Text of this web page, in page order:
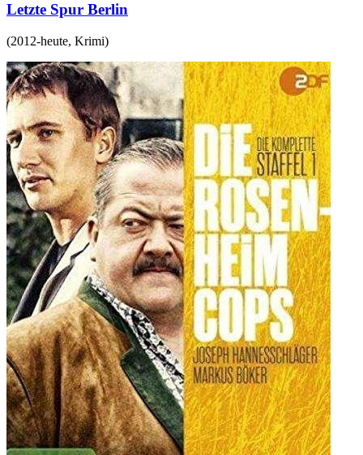
Letzte Spur Berlin
(2012-heute, Krimi)